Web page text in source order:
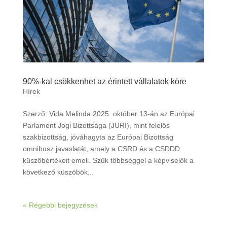
90%-kal csökkenhet az érintett vállalatok köre
Hírek
Szerző: Vida Melinda 2025. október 13-án az Európai
Parlament Jogi Bizottsága (JURI), mint felelős
szakbizottság, jóváhagyta az Európai Bizottság
omnibusz javaslatát, amely a CSRD és a CSDDD
küszöbértékeit emeli. Szűk többséggel a képviselők a
következő küszöbök...
« Régebbi bejegyzések